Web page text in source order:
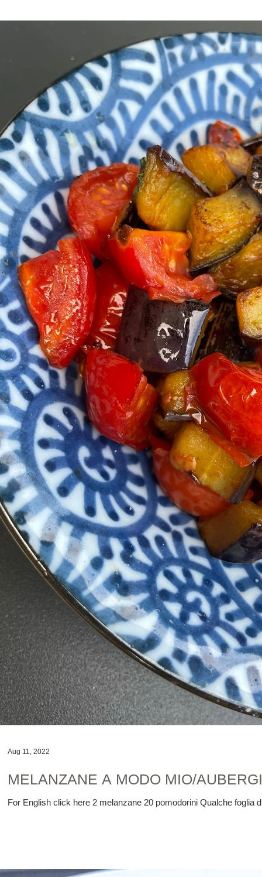
MELANZANE A MODO MIO/
For English click here 2 melanzane 20 pomodorini Qualche foglia
Aug 11, 2022